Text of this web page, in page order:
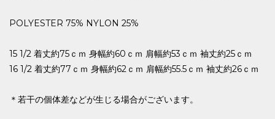
POLYESTER 75% NYLON 25%
15 1/2 着丈約75ｃｍ 身幅約60ｃｍ 肩幅約53ｃｍ 袖丈約25ｃｍ
16 1/2 着丈約77ｃｍ 身幅約62ｃｍ 肩幅約55.5ｃｍ 袖丈約26ｃｍ
＊若干の個体差などが生じる場合がございます。